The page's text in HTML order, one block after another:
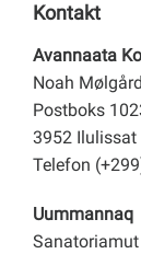
Kontakt
Avannaata
Noah
Postboks
3952 Ilulissat
Telefon
Uummannaq